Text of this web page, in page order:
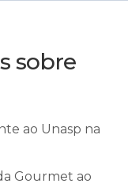
sobre
ao Unasp na
Gourmet ao